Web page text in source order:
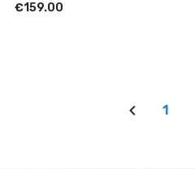
€159.00
1